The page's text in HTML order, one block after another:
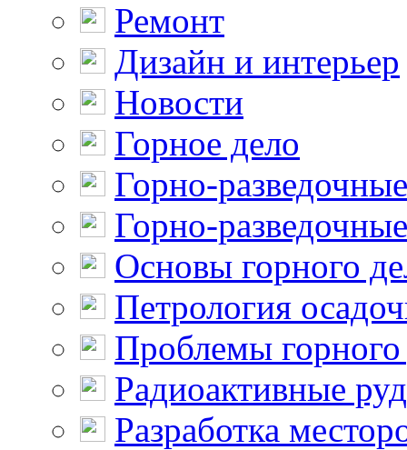
Ремонт
Дизайн и интерьер
Новости
Горное дело
Горно-
Горно-
Основы горного
Петрология
Проблемы горного
Радиоактивные
Разработка